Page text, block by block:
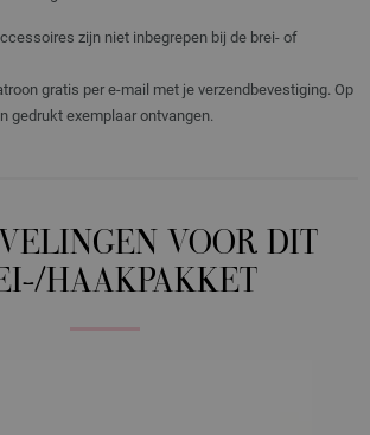
zijn niet inbegrepen bij de brei- of
gratis per e-mail met je verzendbevestiging. Op
gedrukt exemplaar ontvangen.
VOOR DIT
HAAKPAKKET